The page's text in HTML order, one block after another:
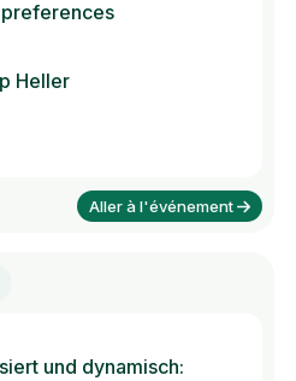
Heller
Aller à l'événement
und dynamisch: